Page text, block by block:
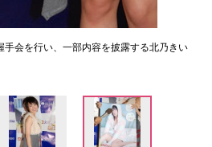
手会を行い、一部内容を披露する北乃きい